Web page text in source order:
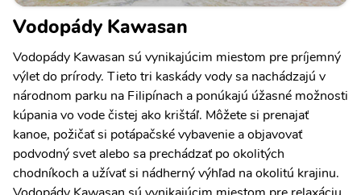
Vodopády Kawasan
Vodopády Kawasan sú vynikajúcim miestom pre príjemný
výlet do prírody. Tieto tri kaskády vody sa nachádzajú v
národnom parku na Filipínach a ponúkajú úžasné možnosti
kúpania vo vode čistej ako krištáľ. Môžete si prenajať
kanoe, požičať si potápačské vybavenie a objavovať
podvodný svet alebo sa prechádzať po okolitých
chodníkoch a užívať si nádherný výhľad na okolitú krajinu.